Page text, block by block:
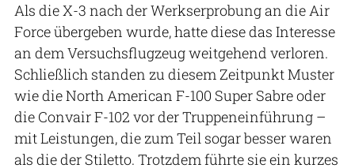
Als die X-3 nach der Werkserprobung an die Air
Force übergeben wurde, hatte diese das Interesse
an dem Versuchsflugzeug weitgehend verloren.
Schließlich standen zu diesem Zeitpunkt Muster
wie die North American F-100 Super Sabre oder
die Convair F-102 vor der Truppeneinführung –
mit Leistungen, die zum Teil sogar besser waren
als die der Stiletto. Trotzdem führte sie ein kurzes